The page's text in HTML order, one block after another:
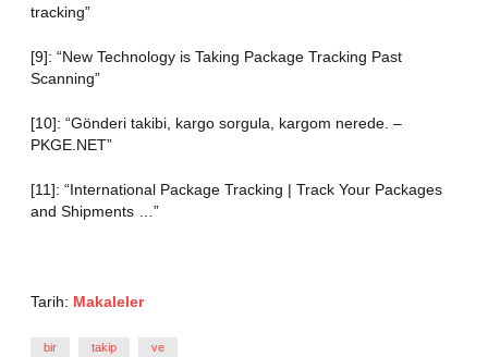
tracking”
[9]: “New Technology is Taking Package Tracking Past
Scanning”
[10]: “Gönderi takibi, kargo sorgula, kargom nerede. –
PKGE.NET”
[11]: “International Package Tracking | Track Your Packages
and Shipments …”
Tarih: Makaleler
bir takip ve